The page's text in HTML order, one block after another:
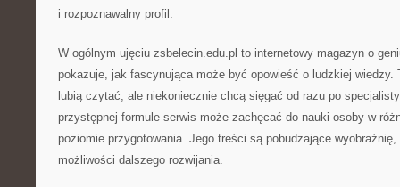
i rozpoznawalny profil.
W ogólnym ujęciu zsbelecin.edu.pl to internetowy magazyn o
pokazuje, jak fascynująca może być opowieść o ludzkiej
lubią czytać, ale niekoniecznie chcą sięgać od razu po
przystępnej formule serwis może zachęcać do nauki osoby w
poziomie przygotowania. Jego treści są pobudzające
możliwości dalszego rozwijania.